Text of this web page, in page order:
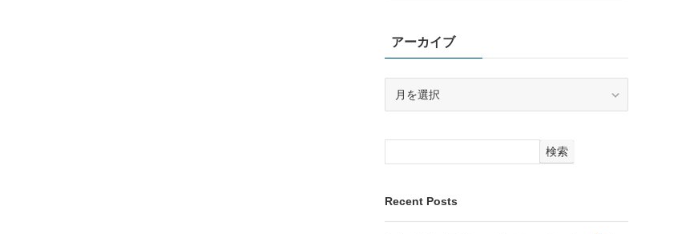
ーアーカイブ
イ
検索
Recent Posts